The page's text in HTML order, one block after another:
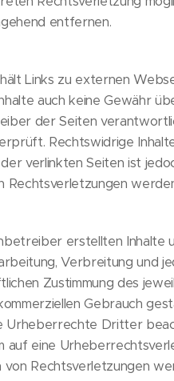
entfernen.
Links zu externen
auch keine Gewähr
der Seiten
Rechtswidrige
verlinkten Seiten ist
Rechtsverletzungen
erstellten Inhalte
Verbreitung und
Zustimmung des
Gebrauch
Urheberrechte Dritter
auf eine
von Rechtsverletzungen